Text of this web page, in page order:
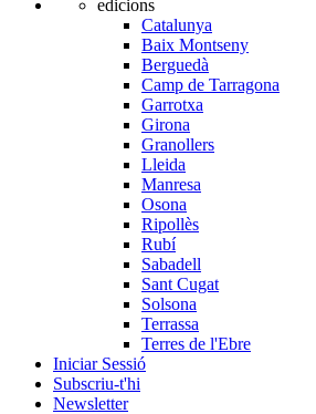
edicions
Catalunya
Baix Montseny
Berguedà
Camp de Tarragona
Garrotxa
Girona
Granollers
Lleida
Manresa
Osona
Ripollès
Rubí
Sabadell
Sant Cugat
Solsona
Terrassa
Terres de l'Ebre
Iniciar Sessió
Subscriu-t'hi
Newsletter